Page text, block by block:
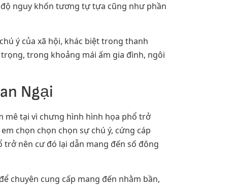
nguy khốn tương tự tựa cũng như phần
ý của xã hội, khác biệt trong thanh
trong khoảng mái ấm gia đình, ngôi
Ngại
mê tại vì chưng hình hình họa phổ trở
chọn chọn chọn sự chú ý, cứng cáp
trở nên cư đó lại dẫn mang đến số đông
chuyên cung cấp mang đến nhằm bần,